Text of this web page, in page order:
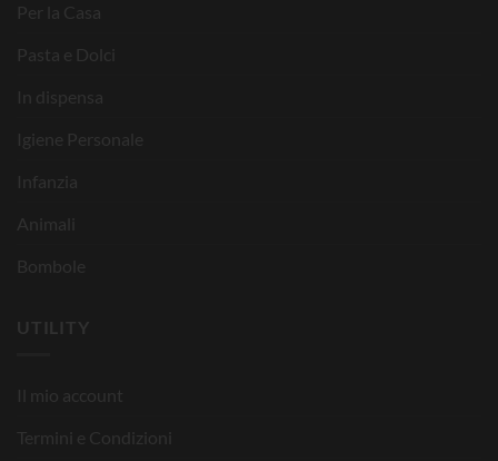
Per la Casa
Pasta e Dolci
In dispensa
Igiene Personale
Infanzia
Animali
Bombole
UTILITY
Il mio account
Termini e Condizioni